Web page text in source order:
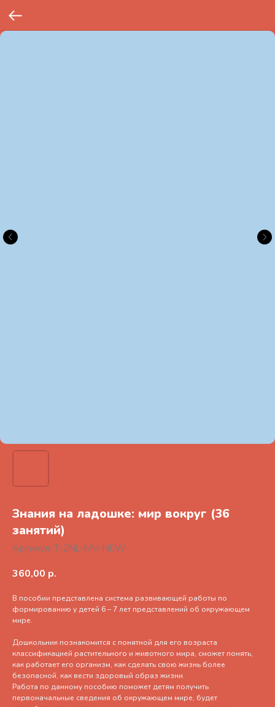
Знания на ладошке: мир вокруг (36
занятий)
Артикул: T-ZNL-MV-NEW
360,00 р.
В пособии представлена система развивающей работы по
формированию у детей 6 – 7 лет представлений об окружающем
мире.
Дошкольник познакомится с понятной для его возраста
классификацией растительного и животного мира, сможет понять,
как работает его организм, как сделать свою жизнь более
безопасной, как вести здоровый образ жизни.
Работа по данному пособию поможет детям получить
первоначальные сведения об окружающем мире, будет